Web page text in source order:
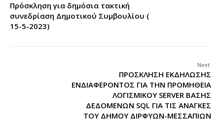
Πρόσκληση για δημόσια τακτική
συνεδρίαση Δημοτικού Συμβουλίου (
15-5-2023)
Next:
ΠΡΟΣΚΛΗΣΗ ΕΚΔΗΛΩΣΗΣ
ΕΝΔΙΑΦΕΡΟΝΤΟΣ ΓΙΑ ΤΗΝ ΠΡΟΜΗΘΕΙΑ
ΛΟΓΙΣΜΙΚΟΥ SERVER ΒΑΣΗΣ
ΔΕΔΟΜΕΝΩΝ SQL ΓΙΑ ΤΙΣ ΑΝΑΓΚΕΣ
ΤΟΥ ΔΗΜΟΥ ΔΙΡΦΥΩΝ-ΜΕΣΣΑΠΙΩΝ